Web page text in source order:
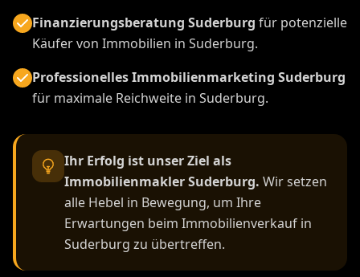
Finanzierungsberatung Suderburg für potenzielle
Käufer von Immobilien in Suderburg.
Professionelles Immobilienmarketing Suderburg
für maximale Reichweite in Suderburg.
Ihr Erfolg ist unser Ziel als
Immobilienmakler Suderburg. Wir setzen
alle Hebel in Bewegung, um Ihre
Erwartungen beim Immobilienverkauf in
Suderburg zu übertreffen.